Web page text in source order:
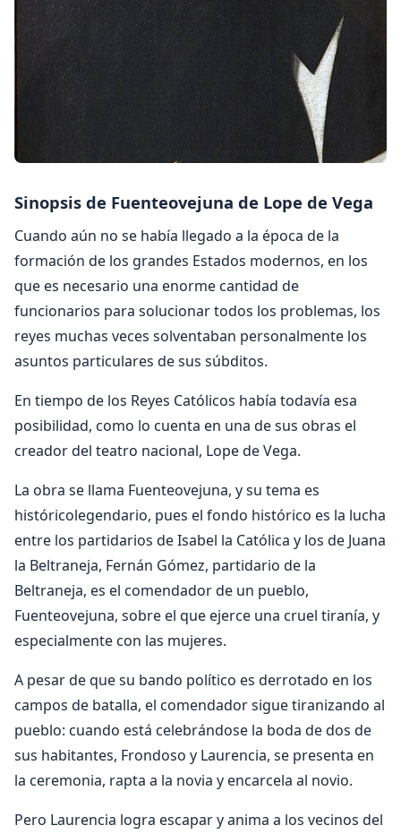
Sinopsis de Fuenteovejuna de Lope de Vega
Cuando aún no se había llegado a la época de la
formación de los grandes Estados modernos, en los
que es necesario una enorme cantidad de
funcionarios para solucionar todos los problemas, los
reyes muchas veces solventaban personalmente los
asuntos particulares de sus súbditos.
En tiempo de los Reyes Católicos había todavía esa
posibilidad, como lo cuenta en una de sus obras el
creador del teatro nacional, Lope de Vega.
La obra se llama Fuenteovejuna, y su tema es
histórico­legendario, pues el fondo histórico es la lucha
entre los partidarios de Isabel la Católica y los de Juana
la Beltraneja, Fernán Gómez, partidario de la
Beltraneja, es el comendador de un pueblo,
Fuenteovejuna, sobre el que ejerce una cruel tiranía, y
especialmente con las mujeres.
A pesar de que su bando político es derrotado en los
campos de batalla, el comendador sigue tiranizando al
pueblo: cuando está celebrándose la boda de dos de
sus habitantes, Frondoso y Laurencia, se presenta en
la ceremonia, rapta a la novia y encarcela al novio.
Pero Laurencia logra escapar y anima a los vecinos del